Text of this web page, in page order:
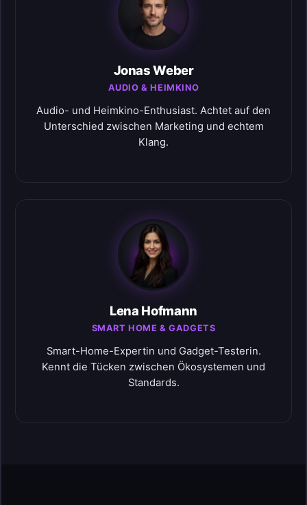
Jonas Weber
AUDIO & HEIMKINO
Audio- und Heimkino-Enthusiast. Achtet auf den
Unterschied zwischen Marketing und echtem
Klang.
Lena Hofmann
SMART HOME & GADGETS
Smart-Home-Expertin und Gadget-Testerin.
Kennt die Tücken zwischen Ökosystemen und
Standards.